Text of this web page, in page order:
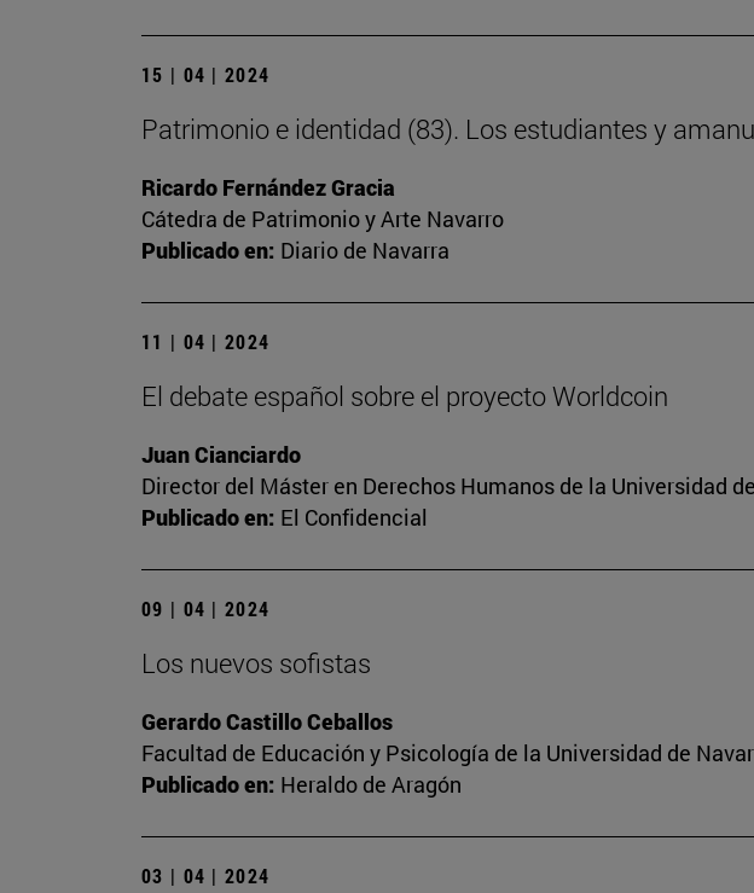
15 | 04 | 2024
Patrimonio e identidad (83). Los estudiantes y
Ricardo Fernández Gracia
Cátedra de Patrimonio y Arte Navarro
Publicado en: Diario de Navarra
11 | 04 | 2024
El debate español sobre el proyecto Worldcoin
Juan Cianciardo
Director del Máster en Derechos Humanos de la Universidad
Publicado en: El Confidencial
09 | 04 | 2024
Los nuevos sofistas
Gerardo Castillo Ceballos
Facultad de Educación y Psicología de la Universidad de
Publicado en: Heraldo de Aragón
03 | 04 | 2024